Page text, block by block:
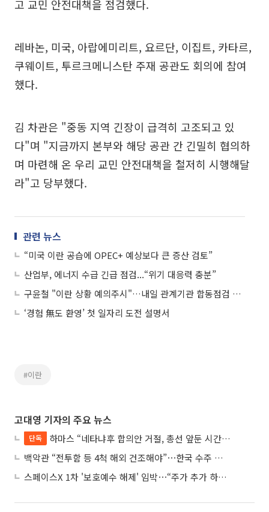
고 교민 안전대책을 점검했다.
레바논, 미국, 아랍에미리트, 요르단, 이집트, 카타르,
쿠웨이트, 투르크메니스탄 주재 공관도 회의에 참여
했다.
김 차관은 "중동 지역 긴장이 급격히 고조되고 있
다"며 "지금까지 본부와 해당 공관 간 긴밀히 협의하
며 마련해 온 우리 교민 안전대책을 철저히 시행해달
라"고 당부했다.
관련 뉴스
“미국 이란 공습에 OPEC+ 예상보다 큰 증산 검토”
산업부, 에너지 수급 긴급 점검...“위기 대응력 충분”
구윤철 "이란 상황 예의주시"…내일 관계기관 합동점검 회의
‘경험 無도 환영’ 첫 일자리 도전 설명서
#이란
고대영 기자의 주요 뉴스
단독
하마스 “네타냐후 합의안 거절, 총선 앞둔 시간 끌기”
백악관 “전투함 등 4척 해외 건조해야”⋯한국 수주 기대
스페이스X 1차 '보호예수 해제' 임박⋯“주가 추가 하락 가능성”